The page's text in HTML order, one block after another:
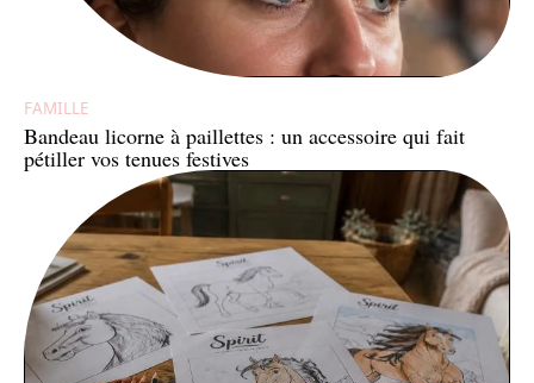
FAMILLE
Bandeau licorne à paillettes : un accessoire qui fait
pétiller vos tenues festives